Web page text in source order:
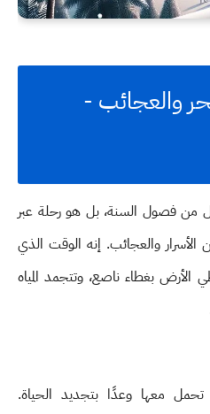
والعجائب -
من فصول السنة، بل هو رحلة عبر
والعجائب. إنه الوقت الذي
الأرض بغطاء ناصع، وتتجمد المياه
تحمل معها وعدًا بتجديد الحياة.